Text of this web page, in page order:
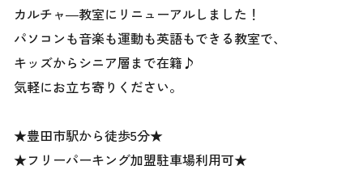
カルチャ―教室にリニューアルしました！
パソコンも音楽も運動も英語もできる教室で、
キッズからシニア層まで在籍♪
気軽にお立ち寄りください。
★豊田市駅から徒歩5分★
★フリーパーキング加盟駐車場利用可★